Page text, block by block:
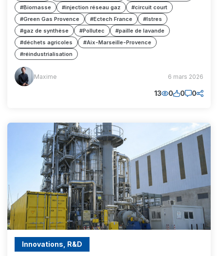
#Biomasse
#injection réseau gaz
#circuit court
#Green Gas Provence
#Ectech France
#Istres
#gaz de synthèse
#Pollutec
#paille de lavande
#déchets agricoles
#Aix-Marseille-Provence
#réindustrialisation
Maxime
(MM) Maxime 6 mars 2026
13 0 0 0
Innovations, R&D